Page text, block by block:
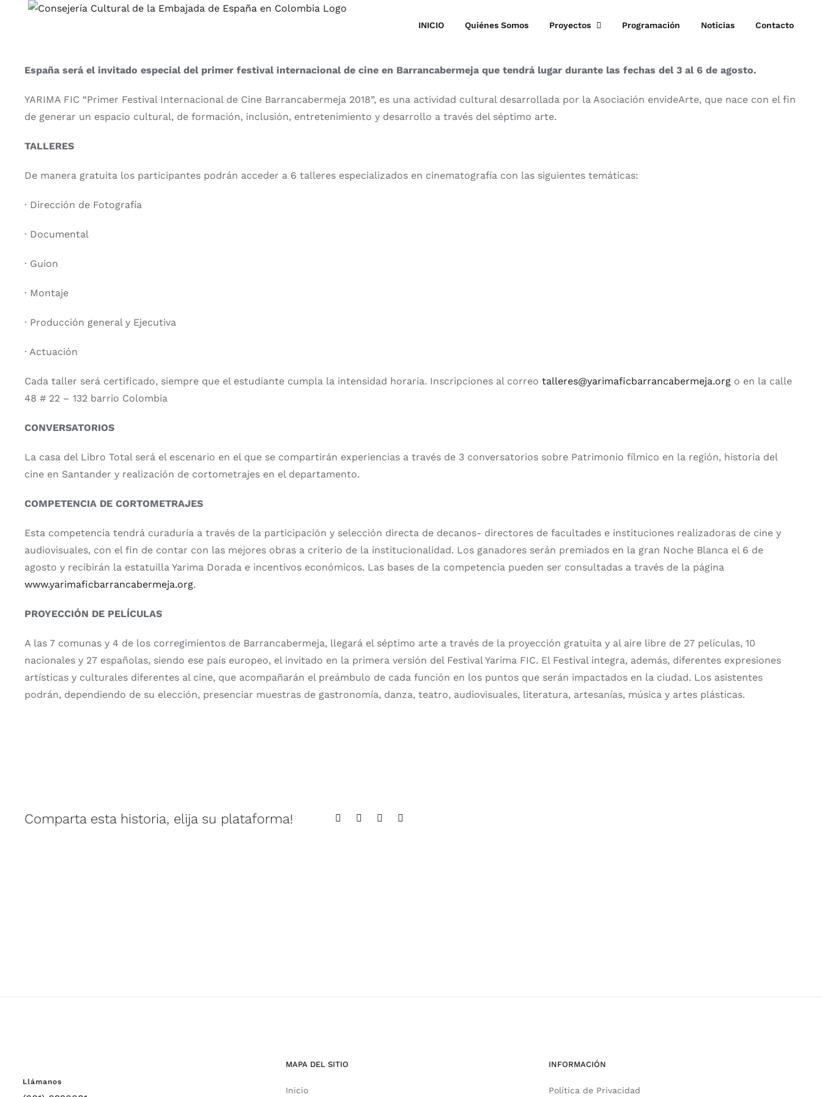
INICIO Quiénes Somos Proyectos Programación Noticias Contacto
España será el invitado especial del primer festival internacional de cine en Barrancabermeja que tendrá lugar durante las fechas del 3 al 6 de agosto.
YARIMA FIC “Primer Festival Internacional de Cine Barrancabermeja 2018”, es una actividad cultural desarrollada por la Asociación envideArte, que nace con el fin
de generar un espacio cultural, de formación, inclusión, entretenimiento y desarrollo a través del séptimo arte.
TALLERES
De manera gratuita los participantes podrán acceder a 6 talleres especializados en cinematografía con las siguientes temáticas:
· Dirección de Fotografía
· Documental
· Guion
· Montaje
· Producción general y Ejecutiva
· Actuación
Cada taller será certificado, siempre que el estudiante cumpla la intensidad horaria. Inscripciones al correo talleres@yarimaficbarrancabermeja.org o en la calle
48 # 22 – 132 barrio Colombia
CONVERSATORIOS
La casa del Libro Total será el escenario en el que se compartirán experiencias a través de 3 conversatorios sobre Patrimonio fílmico en la región, historia del
cine en Santander y realización de cortometrajes en el departamento.
COMPETENCIA DE CORTOMETRAJES
Esta competencia tendrá curaduría a través de la participación y selección directa de decanos- directores de facultades e instituciones realizadoras de cine y
audiovisuales, con el fin de contar con las mejores obras a criterio de la institucionalidad. Los ganadores serán premiados en la gran Noche Blanca el 6 de
agosto y recibirán la estatuilla Yarima Dorada e incentivos económicos. Las bases de la competencia pueden ser consultadas a través de la página
www.yarimaficbarrancabermeja.org.
PROYECCIÓN DE PELÍCULAS
A las 7 comunas y 4 de los corregimientos de Barrancabermeja, llegará el séptimo arte a través de la proyección gratuita y al aire libre de 27 películas, 10
nacionales y 27 españolas, siendo ese país europeo, el invitado en la primera versión del Festival Yarima FIC. El Festival integra, además, diferentes expresiones
artísticas y culturales diferentes al cine, que acompañarán el preámbulo de cada función en los puntos que serán impactados en la ciudad. Los asistentes
podrán, dependiendo de su elección, presenciar muestras de gastronomía, danza, teatro, audiovisuales, literatura, artesanías, música y artes plásticas.
Comparta esta historia, elija su plataforma!
Llámanos
MAPA DEL SITIO
Inicio
INFORMACIÓN
Política de Privacidad